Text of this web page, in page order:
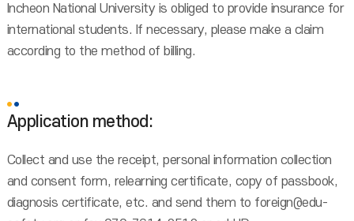
Incheon National University is obliged to provide insurance for
international students. If necessary, please make a claim
according to the method of billing.
Application method:
Collect and use the receipt, personal information collection
and consent form, relearning certificate, copy of passbook,
diagnosis certificate, etc. and send them to foreign@edu-